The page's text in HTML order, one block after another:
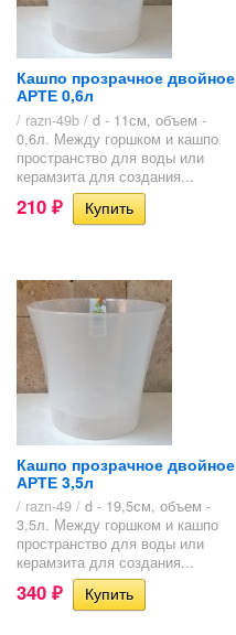
Кашпо прозрачное двойное
АРТЕ 0,6л
/ razn-49b / d - 11см, объем -
0,6л. Между горшком и кашпо
пространство для воды или
керамзита для создания...
210 ₽
Кашпо прозрачное двойное
АРТЕ 3,5л
/ razn-49 / d - 19,5см, объем -
3,5л. Между горшком и кашпо
пространство для воды или
керамзита для создания...
340 ₽